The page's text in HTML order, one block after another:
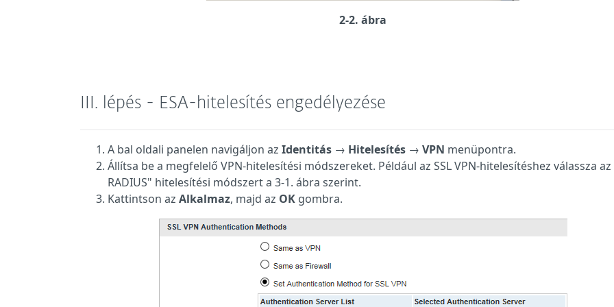
2-2. ábra
III. lépés - ESA-hitelesítés engedélyezése
A bal oldali panelen navigáljon az Identitás → Hitelesítés → VPN menüpontra.
Állítsa be a megfelelő VPN-hitelesítési módszereket. Például az SSL VPN-hitelesítéshez válassza az
RADIUS" hitelesítési módszert a 3-1. ábra szerint.
Kattintson az Alkalmaz, majd az OK gombra.